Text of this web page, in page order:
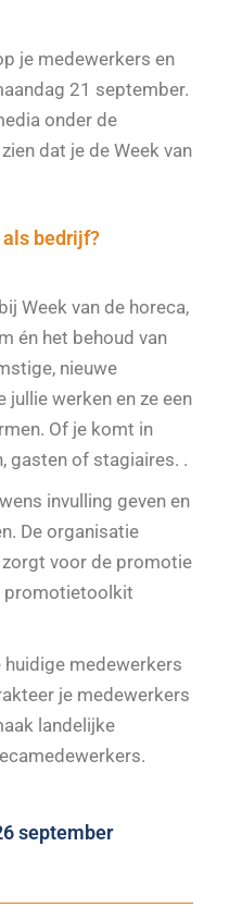
je medewerkers en
21 september.
onder de
dat je de Week van
bedrijf?
Week van de horeca,
én het behoud van
nieuwe
jullie werken en ze een
Of je komt in
gasten of stagiaires. .
invulling geven en
De organisatie
zorgt voor de promotie
promotietoolkit
huidige medewerkers
je medewerkers
landelijke
september